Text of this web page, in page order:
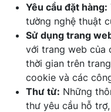
Yêu cầu đặt hàng:
tường nghệ thuật
Sử dụng trang
với trang web của
thời gian trên
cookie và các
Thư từ: Những
thư yêu cầu hỗ